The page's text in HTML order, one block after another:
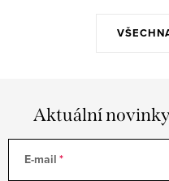
Aktuální novinky
E-mail